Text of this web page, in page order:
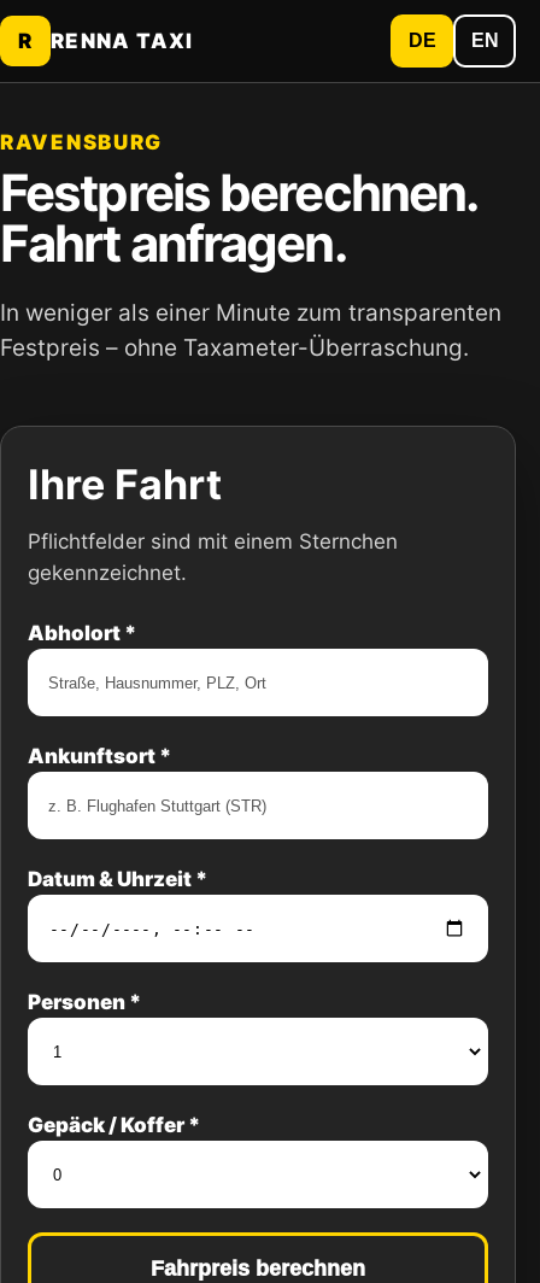
R RENNA TAXI DE EN
RAVENSBURG
Festpreis berechnen.
Fahrt anfragen.
In weniger als einer Minute zum transparenten
Festpreis – ohne Taxameter-Überraschung.
Ihre Fahrt
Pflichtfelder sind mit einem Sternchen
gekennzeichnet.
Abholort *
Ankunftsort *
Datum & Uhrzeit *
Personen *
Gepäck / Koffer *
Fahrpreis berechnen